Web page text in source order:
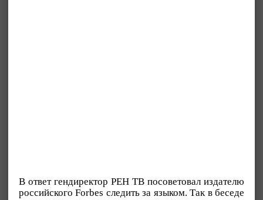
В ответ гендиректор РЕН ТВ посоветовал издателю
российского Forbes следить за языком. Так в беседе